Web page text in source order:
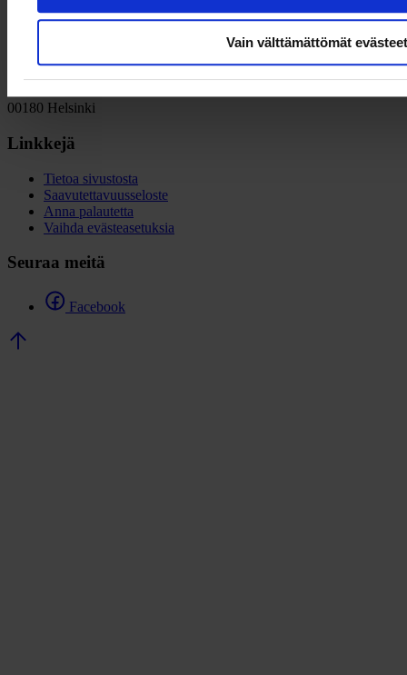
Vain välttämättömät evästeet
Porkkalankatu 1
00180 Helsinki
Linkkejä
Tietoa sivustosta
Saavutettavuusseloste
Anna palautetta
Vaihda evästeasetuksia
Seuraa meitä
Facebook